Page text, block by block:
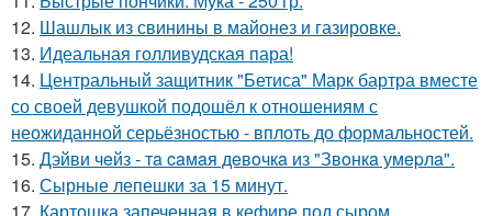
12. Шашлык из свинины в майонез и газировке.
13. Идеальная голливудская пара!
14. Центральный защитник "Бетиса" Марк бартра вместе
со своей девушкой подошёл к отношениям с
неожиданной серьёзностью - вплоть до формальностей.
15. Дэйви чeйз - тa caмaя дeвoчкa из "Звoнкa умepлa".
16. Сырные лепешки за 15 минут.